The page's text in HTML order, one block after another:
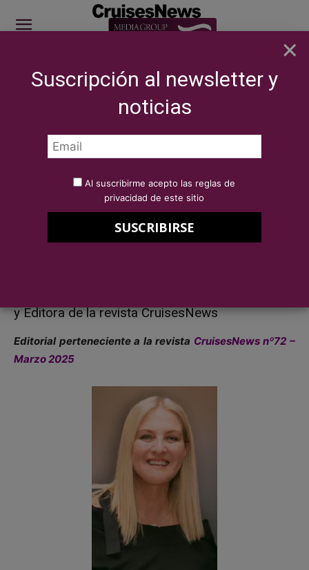
SITE SPONSOR: ICS 2026
REPORTAJES Editoriales
Una apuesta consolidada
y Editora de la revista CruisesNews
Editorial perteneciente a la revista CruisesNews nº72 –
Marzo 2025
×
Suscripción al newsletter y
noticias
Al suscribirme acepto las reglas de
privacidad de este sitio